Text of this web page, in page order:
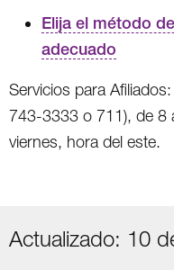
Elija el método
adecuado
Servicios para Afiliados:
743-3333 o 711), de 8
viernes, hora del este.
Actualizado: 10